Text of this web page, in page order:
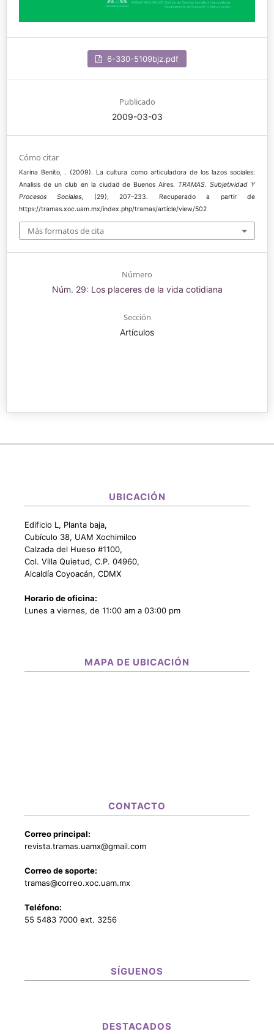
6-330-5109bjz.pdf
Publicado
2009-03-03
Cómo citar
Karina Benito, . (2009). La cultura como articuladora de los lazos sociales:
Analisis de un club en la ciudad de Buenos Aires. TRAMAS. Subjetividad Y
Procesos Sociales, (29), 207–233. Recuperado a partir de
https://tramas.xoc.uam.mx/index.php/tramas/article/view/502
Más formatos de cita
Número
Núm. 29: Los placeres de la vida cotidiana
Sección
Artículos
UBICACIÓN
Edificio L, Planta baja,
Cubículo 38, UAM Xochimilco
Calzada del Hueso #1100,
Col. Villa Quietud, C.P. 04960,
Alcaldía Coyoacán, CDMX
Horario de oficina:
Lunes a viernes, de 11:00 am a 03:00 pm
MAPA DE UBICACIÓN
CONTACTO
Correo principal:
revista.tramas.uamx@gmail.com
Correo de soporte:
tramas@correo.xoc.uam.mx
Teléfono:
55 5483 7000 ext. 3256
SÍGUENOS
DESTACADOS